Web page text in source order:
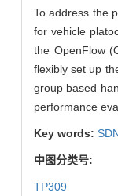
To address the
for vehicle
the OpenFlow
flexibly set up
group based
performance
Key words:
中图分类号:
TP309